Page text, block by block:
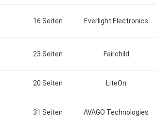
16 Seiten Everlight Electronics
23 Seiten Fairchild
20 Seiten LiteOn
31 Seiten AVAGO Technologies